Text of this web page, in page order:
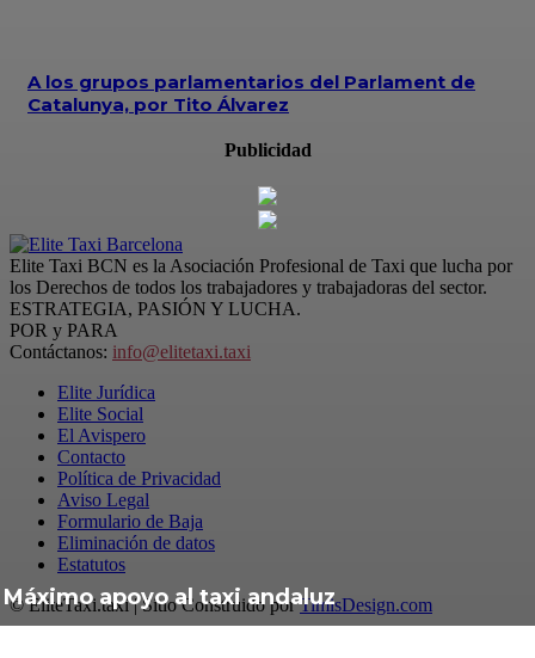
Máximo apoyo al taxi andaluz
A los grupos parlamentarios del Parlament de
Catalunya, por Tito Álvarez
Publicidad
Elite Taxi BCN es la Asociación Profesional de Taxi que lucha por
los Derechos de todos los trabajadores y trabajadoras del sector.
ESTRATEGIA, PASIÓN Y LUCHA.
POR y PARA
Contáctanos: info@elitetaxi.taxi
Elite Jurídica
Elite Social
El Avispero
Contacto
Política de Privacidad
Aviso Legal
Formulario de Baja
Eliminación de datos
Estatutos
© EliteTaxi.taxi | Sitio Construido porTimisDesign.com